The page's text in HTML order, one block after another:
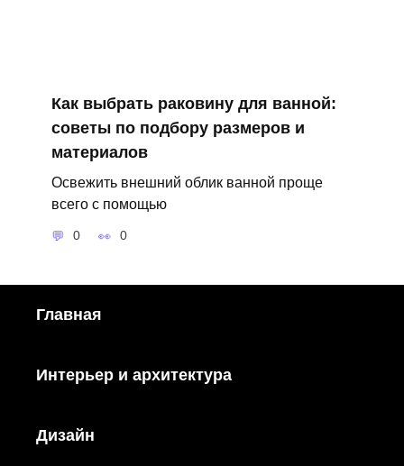
Как выбрать раковину для ванной:
советы по подбору размеров и
материалов
Освежить внешний облик ванной проще
всего с помощью
0 0
Главная
Интерьер и архитектура
Дизайн